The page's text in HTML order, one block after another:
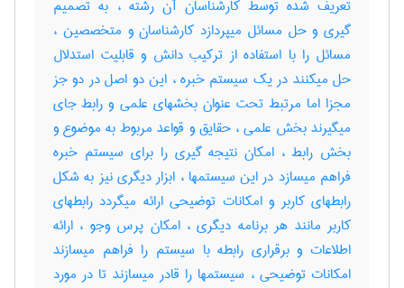
تعریف شده توسط کارشناسان آن رشته ، به تصمیم
گیری و حل مسائل میپردازد کارشناسان و متخصصین ،
مسائل را با استفاده از ترکیب دانش و قابلیت استدلال
حل میکنند در یک سیستم خبره ، این دو اصل در دو جز
مجزا اما مرتبط تحت عنوان بخشهای علمی و رابط جای
میگیرند بخش علمی ، حقایق و قواعد مربوط به موضوع و
بخش رابط ، امکان نتیجه گیری را برای سیستم خبره
فراهم میسازد در این سیستمها ، ابزار دیگری نیز به شکل
رابطهای کاربر و امکانات توضیحی ارائه میگردد رابطهای
کاربر مانند هر برنامه دیگری ، امکان پرس وجو ، ارائه
اطلاعات و برقراری رابطه با سیستم را فراهم میسازند
امکانات توضیحی ، سیستمها را قادر میسازند تا در مورد